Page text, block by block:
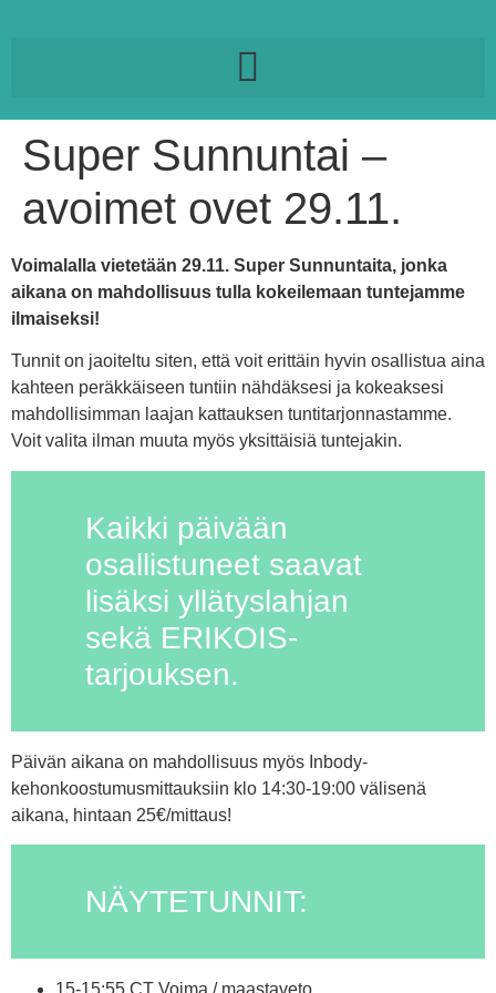
Super Sunnuntai –
avoimet ovet 29.11.
Voimalalla vietetään 29.11. Super Sunnuntaita, jonka
aikana on mahdollisuus tulla kokeilemaan tuntejamme
ilmaiseksi!
Tunnit on jaoiteltu siten, että voit erittäin hyvin osallistua aina
kahteen peräkkäiseen tuntiin nähdäksesi ja kokeaksesi
mahdollisimman laajan kattauksen tuntitarjonnastamme.
Voit valita ilman muuta myös yksittäisiä tuntejakin.
Kaikki päivään
osallistuneet saavat
lisäksi yllätyslahjan
sekä ERIKOIS-
tarjouksen.
Päivän aikana on mahdollisuus myös Inbody-
kehonkoostumusmittauksiin klo 14:30-19:00 välisenä
aikana, hintaan 25€/mittaus!
NÄYTETUNNIT: